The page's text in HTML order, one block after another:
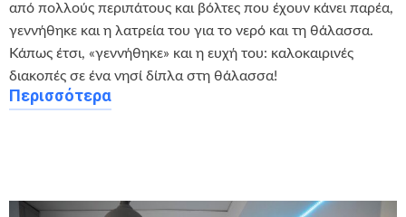
από πολλούς περιπάτους και βόλτες που έχουν κάνει παρέα,
γεννήθηκε και η λατρεία του για το νερό και τη θάλασσα.
Κάπως έτσι, «γεννήθηκε» και η ευχή του: καλοκαιρινές
διακοπές σε ένα νησί δίπλα στη θάλασσα!
Περισσότερα